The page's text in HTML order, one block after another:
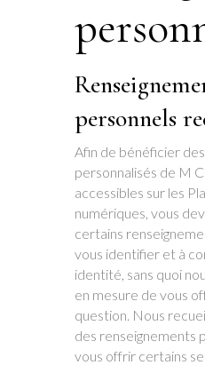
personnels
Afin de bénéficier
personnalisés de M
accessibles sur les
numériques, vous
certains
vous identifier et à
identité, sans quoi
en mesure de vous
question. Nous
des renseignements
vous offrir certains